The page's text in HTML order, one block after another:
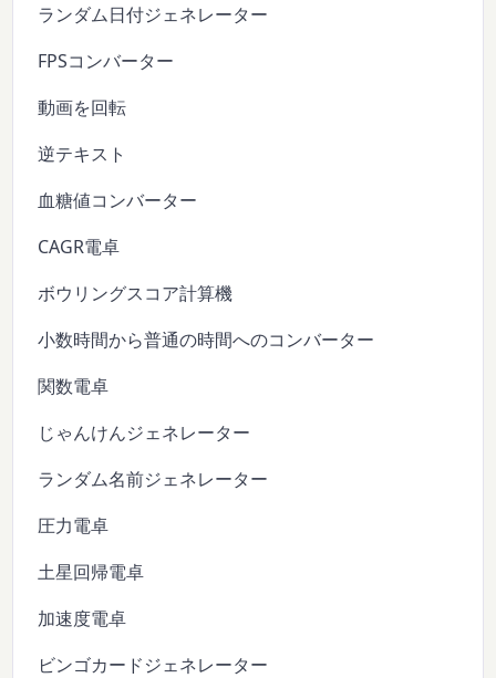
ランダム日付ジェネレーター
FPSコンバーター
動画を回転
逆テキスト
血糖値コンバーター
CAGR電卓
ボウリングスコア計算機
小数時間から普通の時間へのコンバーター
関数電卓
じゃんけんジェネレーター
ランダム名前ジェネレーター
圧力電卓
土星回帰電卓
加速度電卓
ビンゴカードジェネレーター